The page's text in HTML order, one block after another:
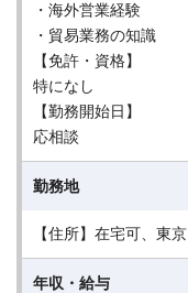
・海外営業経験
・貿易業務の知識
【免許・資格】
特になし
【勤務開始日】
応相談
勤務地
【住所】在宅可、東京
年収・給与